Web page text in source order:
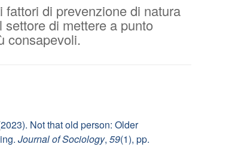
di prevenzione di natura
di mettere a punto
consapevoli.
Not that old person: Older
Journal of Sociology, 59(1), pp.